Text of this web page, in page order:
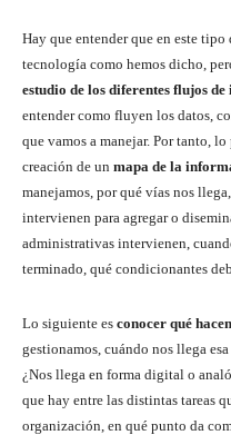
Hay que entender que en este
tecnología como hemos dicho,
estudio de los diferentes flujos
entender como fluyen los datos,
que vamos a manejar. Por tanto,
creación de un mapa de la
manejamos, por qué vías nos
intervienen para agregar o
administrativas intervienen,
terminado, qué condicionantes
Lo siguiente es conocer qué
gestionamos, cuándo nos llega
¿Nos llega en forma digital o
que hay entre las distintas tareas
organización, en qué punto da